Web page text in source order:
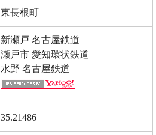
東長根町
新瀬戸 名古屋鉄道
瀬戸市 愛知環状鉄道
水野 名古屋鉄道
35.21486